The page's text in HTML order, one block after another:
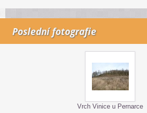
Poslední fotografie
Vrch Vinice u Pernarce